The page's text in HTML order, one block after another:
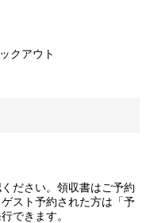
クアウト
ださい。領収書はご予約
スト予約された方は「予
できます。